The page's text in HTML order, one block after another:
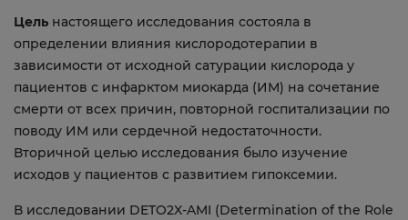
Цель настоящего исследования состояла в
определении влияния кислородотерапии в
зависимости от исходной сатурации кислорода у
пациентов с инфарктом миокарда (ИМ) на сочетание
смерти от всех причин, повторной госпитализации по
поводу ИМ или сердечной недостаточности.
Вторичной целью исследования было изучение
исходов у пациентов с развитием гипоксемии.
В исследовании DETO2X-AMI (Determination of the Role